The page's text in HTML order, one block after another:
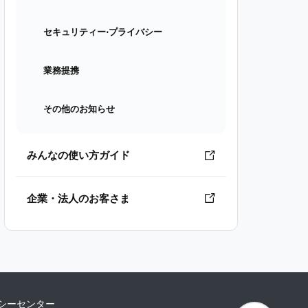
セキュリティー⋅プライバシー
業務提携
その他のお知らせ
みんなの使い方ガイド
企業・法人のお客さま
ーセンター